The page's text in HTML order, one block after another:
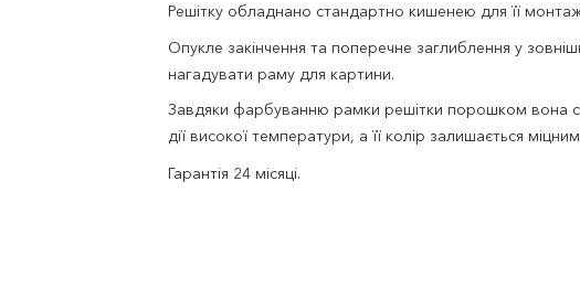
Решітку обладнано стандартно кишенею для її
Опукле закінчення та поперечне заглиблення у
нагадувати раму для картини.
Завдяки фарбуванню рамки решітки порошком вона
дії високої температури, а її колір залишається
Гарантія 24 місяці.